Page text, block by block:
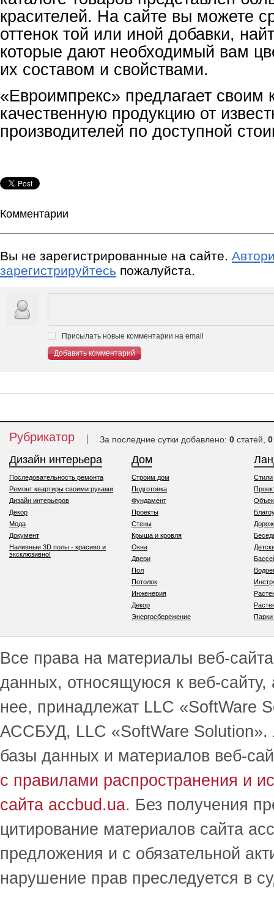
красителей. На сайте вы можете
оттенок той или иной добавки,
которые дают необходимый вам
их составом и свойствами.
«Евроимпрекс» предлагает своим
качественную продукцию от
производителей по доступной
Комментарии
Вы не зарегистрированные на сайте.
зарегистрируйтесь пожалуйста.
Присылать новые комментарии на email
Добавить комментарий
Рубрикатор За последние сутки добавлено: 0 статей, 0
Дизайн интерьера
Последовательность ремонта
Ремонт квартиры своими руками
Дизайн интерьеров
Декор
Мода
Документ
Наливные 3D полы - красиво и
эксклюзивно!
Дом
Строим дом
Подготовка
Фундамент
Проекты
Стены
Крыша и кровля
Окна
Двери
Пол
Потолок
Инженерия
Декор
Энергосбережение
Стили
Все права на материалы веб-
данных, относящуюся к веб-
нее, принадлежат LLC
АССБУД, LLC «SoftWare Solution».
базы данных и материалов веб-
с правилами распространения и
сайта accbud.ua. Без получения
цитирование материалов сайта
предложения и с обязательной
нарушение прав преследуется в